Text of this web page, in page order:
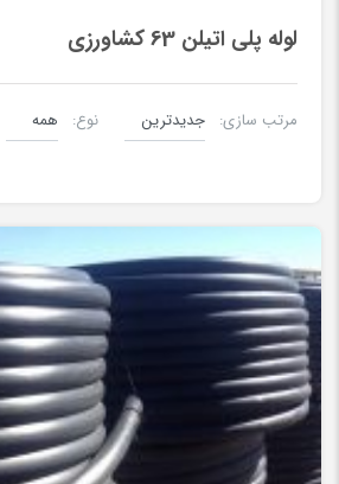
لوله پلی اتیلن 63 کشاورزی
مرتب سازی:
نوع: